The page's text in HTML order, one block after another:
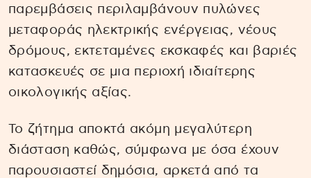
παρεμβάσεις περιλαμβάνουν πυλώνες
μεταφοράς ηλεκτρικής ενέργειας, νέους
δρόμους, εκτεταμένες εκσκαφές και βαριές
κατασκευές σε μια περιοχή ιδιαίτερης
οικολογικής αξίας.
Το ζήτημα αποκτά ακόμη μεγαλύτερη
διάσταση καθώς, σύμφωνα με όσα έχουν
παρουσιαστεί δημόσια, αρκετά από τα